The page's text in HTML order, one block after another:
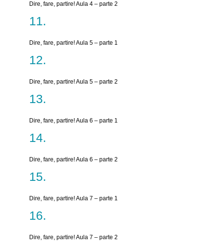
Dire, fare, partire! Aula 4 – parte 2
Dire, fare, partire! Aula 5 – parte 1
Dire, fare, partire! Aula 5 – parte 2
Dire, fare, partire! Aula 6 – parte 1
Dire, fare, partire! Aula 6 – parte 2
Dire, fare, partire! Aula 7 – parte 1
Dire, fare, partire! Aula 7 – parte 2